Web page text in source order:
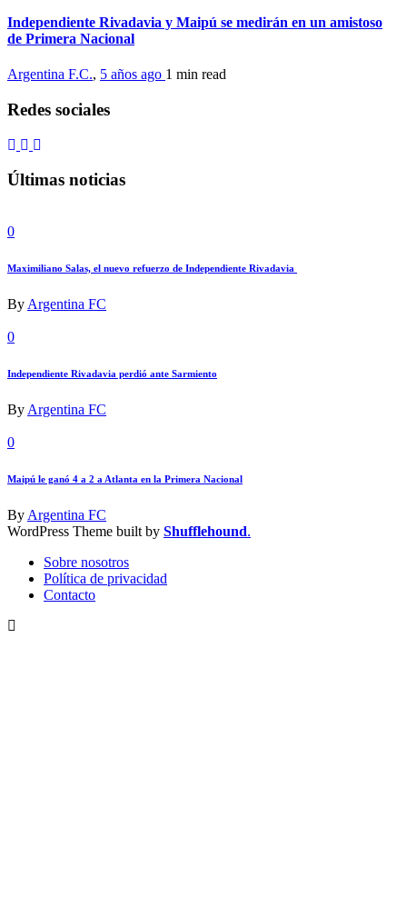
Independiente Rivadavia y Maipú se medirán en un amistoso
de Primera Nacional
Argentina F.C., 5 años ago 1 min read
Redes sociales
Últimas noticias
0
Maximiliano Salas, el nuevo refuerzo de Independiente Rivadavia
By Argentina FC
0
Independiente Rivadavia perdió ante Sarmiento
By Argentina FC
0
Maipú le ganó 4 a 2 a Atlanta en la Primera Nacional
By Argentina FC
WordPress Theme built by Shufflehound.
Sobre nosotros
Política de privacidad
Contacto